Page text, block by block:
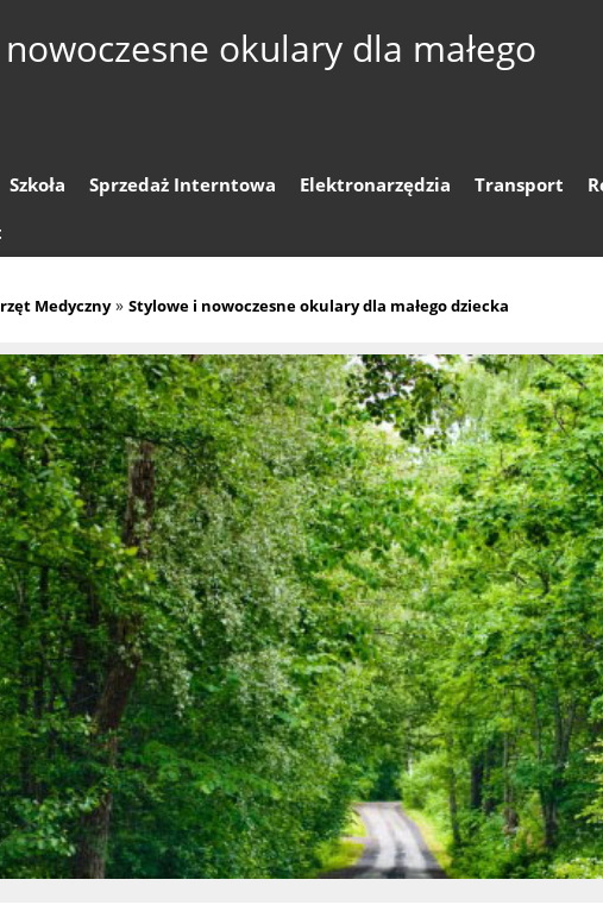
okulary dla małego
Szkoła Sprzedaż Interntowa Elektronarzędzia Transport
Medyczny» Stylowe i nowoczesne okulary dla małego dziecka